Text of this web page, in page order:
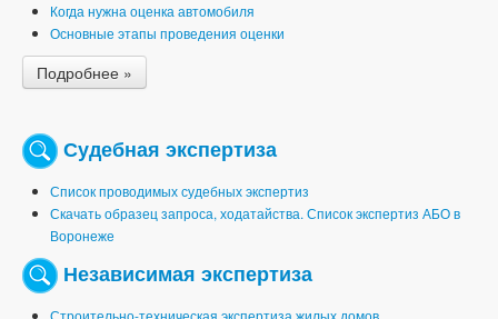
Когда нужна оценка автомобиля
Основные этапы проведения оценки
Подробнее »
Судебная экспертиза
Список проводимых судебных экспертиз
Скачать образец запроса, ходатайства. Список экспертиз АБО в
Воронеже
Независимая экспертиза
Строительно-техническая экспертиза жилых домов